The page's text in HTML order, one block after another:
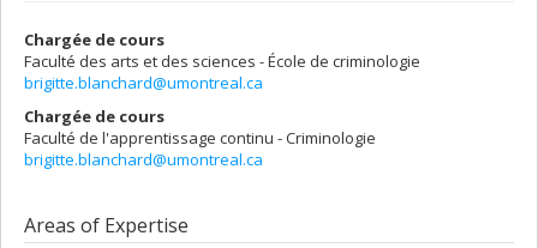
Chargée de cours
Faculté des arts et des sciences - École de criminologie
brigitte.blanchard@umontreal.ca
Chargée de cours
Faculté de l'apprentissage continu - Criminologie
brigitte.blanchard@umontreal.ca
Areas of Expertise